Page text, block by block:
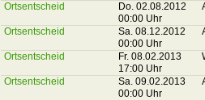
Ortsentscheid
Do. 02.08.2012
00:00 Uhr
Ortsentscheid
Sa. 08.12.2012
00:00 Uhr
Ortsentscheid
Fr. 08.02.2013
17:00 Uhr
Ortsentscheid
Sa. 09.02.2013
00:00 Uhr